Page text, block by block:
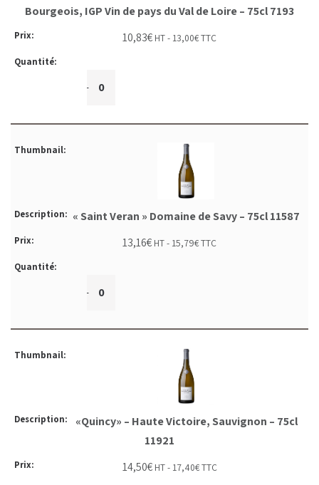
Bourgeois, IGP Vin de pays du Val de Loire – 75cl 7193
10,83€ HT - 13,00€TTC
+
« Saint Veran » Domaine de Savy – 75cl 11587
13,16€ HT - 15,79€TTC
+
«Quincy» – Haute Victoire, Sauvignon – 75cl
11921
14,50€ HT - 17,40€TTC